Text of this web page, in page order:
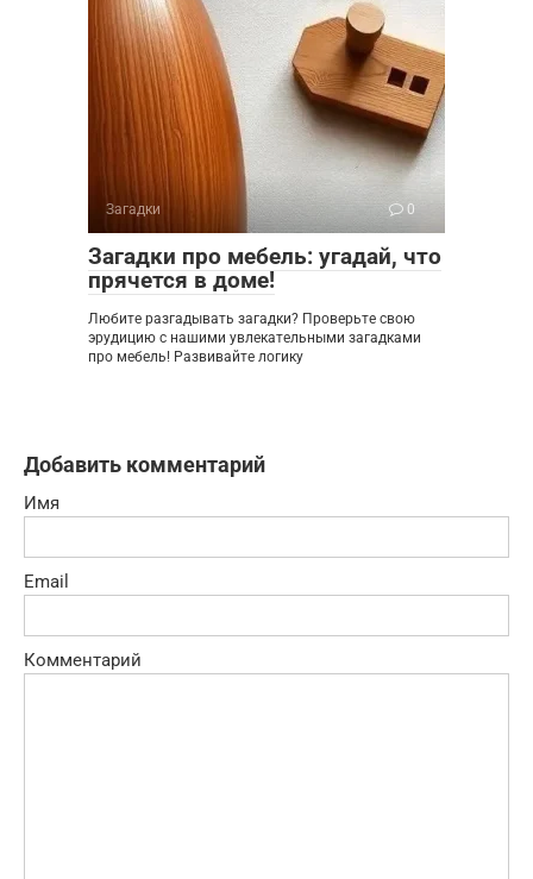
Загадки 0
Загадки про мебель: угадай, что
прячется в доме!
Любите разгадывать загадки? Проверьте свою
эрудицию с нашими увлекательными загадками
про мебель! Развивайте логику
Добавить комментарий
Имя
Email
Комментарий